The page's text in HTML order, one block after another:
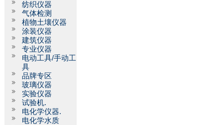
纺织仪器
气体检测
植物土壤仪器
涂装仪器
建筑仪器
专业仪器
电动工具/手动工
具
品牌专区
玻璃仪器
实验仪器
试验机.
电化学仪器.
电化学水质